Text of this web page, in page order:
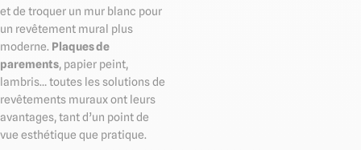
et de troquer un mur blanc pour
un revêtement mural plus
moderne. Plaques de
parements, papier peint,
lambris… toutes les solutions de
revêtements muraux ont leurs
avantages, tant d’un point de
vue esthétique que pratique.